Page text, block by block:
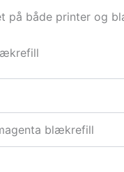
på både printer og
blækrefill